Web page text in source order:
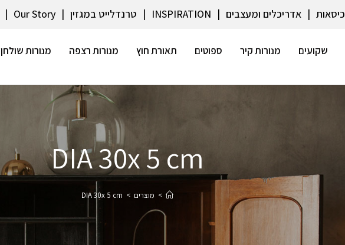
כיסאות אדריכלים ומעצבים INSPIRATION טרנדלייט במגזין Our Story
שקועים מנורות קיר ספוטים תאורת חוץ מנורות רצפה מנורות שולחן
DIA 30x 5 cm
> מוצרים >
DIA 30x 5 cm